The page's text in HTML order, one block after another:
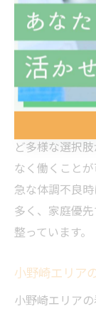
を実現したい
育てや家事と
では、柔軟な
増え、これま
バランスが現
パート求人は
ど多様な選択
なく働くこと
急な体調不良
多く、家庭優
整っています。
小野崎エリア
小野崎エリア